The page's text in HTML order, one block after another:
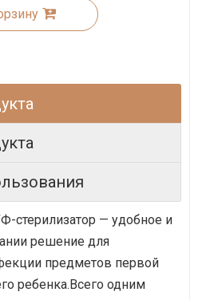
стерилизатор — удобное и
решение для
предметов первой
ребенка.Всего одним